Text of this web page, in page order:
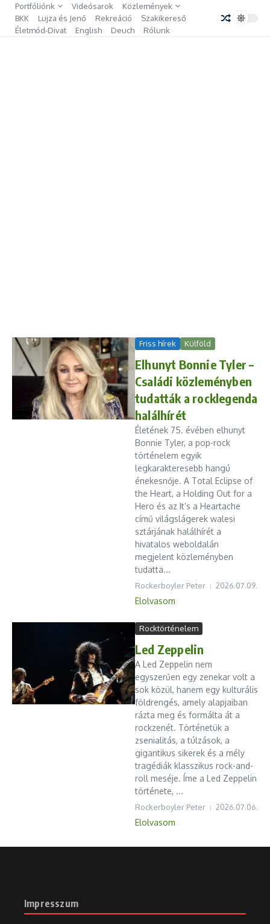
Ugrás a tartalomhoz
Portfóliónk Videósarok
Közlemények
BKK
Lujza és Jenő Rekreáció
Szakikereső
Életmód-Divat
English Deuch Rólunk
Friss hírek Külföld
Elhunyt Bonnie Tyler –
Családi közleményben
tudatták a rocklegenda
halálhírét
Életének 75. évében elhunyt
Bonnie Tyler, a pop-rock
történelem egyik
legkarakteresebb hangú
énekesnője. A Total Eclipse of
the Heart, a Holding Out for a
Hero és az It’s a Heartache
című világslágerek walesi
sztárjának halálhírét a
hivatalos weboldalán
megjelent közleményben
tudatta...
Rockerboyler Peter 2026.07.09.
Elolvasom
Rocktörténelem
Led Zeppelin
A Led Zeppelin nem
egyszerűen egy zenekar volt a
sok közül, hanem egy kulturális
földrengés, amely alapjaiban
rázta meg és formálta át a
rockzenét. Történetük a
zsenialitás, a túlzások, a
gigantikus sikerek és a mély
tragédiák klasszikus rock-and-
roll meséje. Íme a Led Zeppelin
története, ...
Rockerboyler Peter 2026.07.06.
Elolvasom
Impresszum